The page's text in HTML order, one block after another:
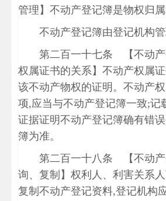
管理】不动产登记簿是物权归属
不动产登记簿由登记机构管
第二百一十七条 【不动
权属证书的关系】不动产权属
该不动产物权的证明。不动产
项,应当与不动产登记簿一致;记
证据证明不动产登记簿确有错
簿为准。
第二百一十八条 【不动产
询、复制】权利人、利害关系人
复制不动产登记资料,登记机构